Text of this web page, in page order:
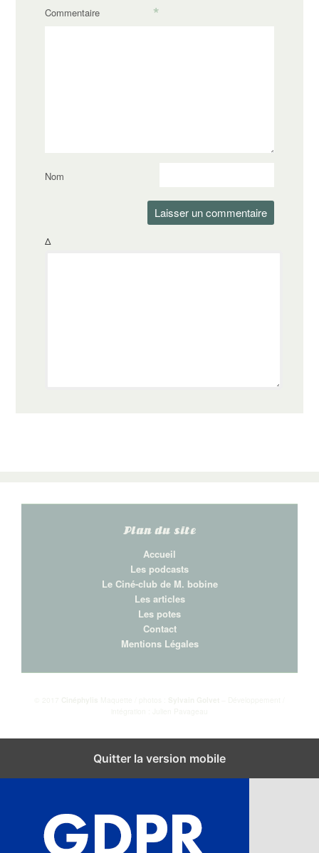
Commentaire *
Nom
Δ
Plan du site
Accueil
Les podcasts
Le Ciné-club de M. bobine
Les articles
Les potes
Contact
Mentions Légales
Quitter la version mobile
Fermer les réglages des cookies GDPR